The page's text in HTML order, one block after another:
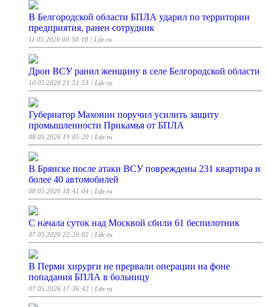
В Белгородской области БПЛА ударил по территории
предприятия, ранен сотрудник
11.05.2026 00:50:18 | Life.ru
Дрон ВСУ ранил женщину в селе Белгородской области
10.05.2026 21:51:53 | Life.ru
Губернатор Махонин поручил усилить защиту
промышленности Прикамья от БПЛА
08.05.2026 19:05:20 | Life.ru
В Брянске после атаки ВСУ повреждены 231 квартира и
более 40 автомобилей
08.05.2026 18:41:04 | Life.ru
С начала суток над Москвой сбили 61 беспилотник
07.05.2026 22:26:02 | Life.ru
В Перми хирурги не прервали операции на фоне
попадания БПЛА в больницу
07.05.2026 17:36:42 | Life.ru